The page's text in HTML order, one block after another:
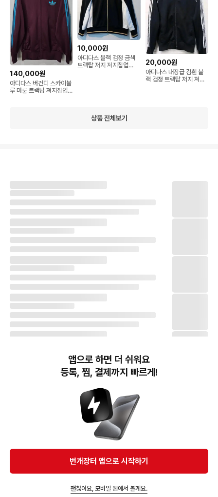
140,000원
아디다스 버건디 스카이블
루 마룬 트랙탑 져지집업
10,000원
아디다스 블랙 검정 금색
트랙탑 저지 져지집업
20,000원
아디다스 대장급 검흰 블
랙 검정 트랙탑 저지 져지
상품 전체보기
번개장터(주) 사업자정보, 이용약관 및 기타 법적고지
번개장터㈜는 통신판매중개자이며, 통신판매의 당사자가 아닙니다. 전자상거래 등에서의
소비자보호에 관한 법률 등 관련 법령 및 번개장터㈜의 약관에 따라 상품, 상품정보, 거래에 관한 책임은
개별 판매자에게 귀속하고, 번개장터㈜는 원칙적으로 회원간 거래에 대하여 책임을 지지 않습니다.
다만, 번개장터㈜가 직접 판매하는 상품에 대한 책임은 번개장터㈜에게 귀속합니다.
APP 다운로드
앱으로 하면 더 쉬워요
등록, 찜, 결제까지 빠르게!
번개장터 앱으로 시작하기
괜찮아요, 모바일 웹에서 볼게요.